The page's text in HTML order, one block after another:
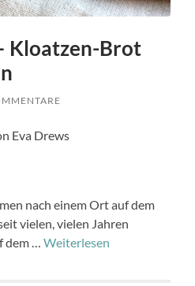
Kloatzen-Brot
Eva Drews
nach einem Ort auf dem
vielen, vielen Jahren
dem …Weiterlesen